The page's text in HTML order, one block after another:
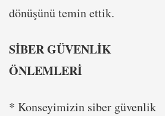
dönüşünü temin ettik.
SİBER GÜVENLİK
ÖNLEMLERİ
* Konseyimizin siber güvenlik